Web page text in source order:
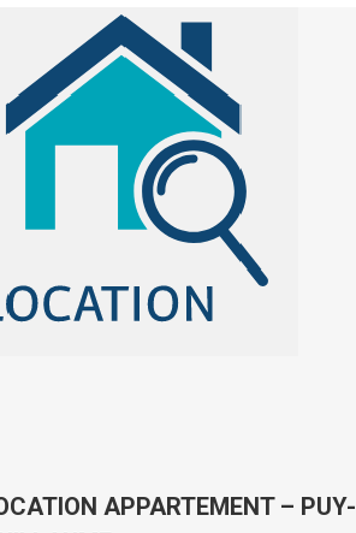
APPARTEMENT – PUY-